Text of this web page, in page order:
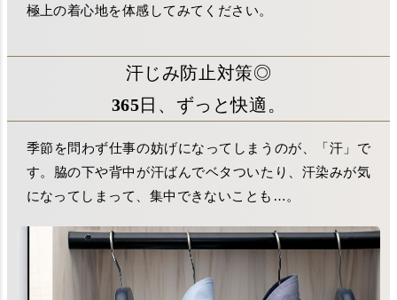
極上の着心地を体感してみてください。
汗じみ防止対策◎
365日、ずっと快適。
季節を問わず仕事の妨げになってしまうのが、「汗」で
す。脇の下や背中が汗ばんでベタついたり、汗染みが気
になってしまって、集中できないことも…。